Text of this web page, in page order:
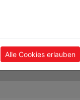
Alle Cookies erlauben